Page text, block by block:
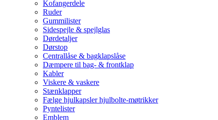
Kofangerdele
Ruder
Gummilister
Sidespejle & spejlglas
Dørdetaljer
Dørstop
Centrallåse & bagklapslåse
Dæmpere til bag- & frontklap
Kabler
Viskere & vaskere
Stænklapper
Fælge hjulkapsler hjulbolte-møtrikker
Pyntelister
Emblem